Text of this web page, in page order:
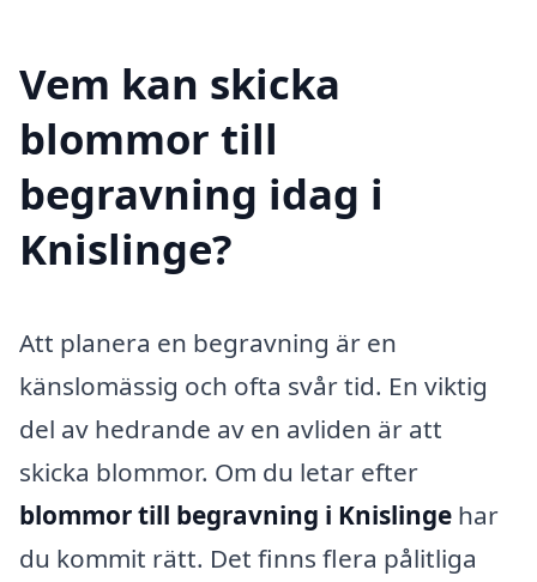
Vem kan skicka
blommor till
begravning idag i
Knislinge?
Att planera en begravning är en
känslomässig och ofta svår tid. En viktig
del av hedrande av en avliden är att
skicka blommor. Om du letar efter
blommor till begravning i Knislinge har
du kommit rätt. Det finns flera pålitliga